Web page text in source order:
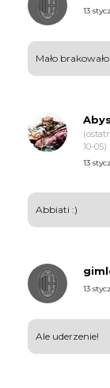
13
Mało brakowało
10-05)
13
Abbiati :)
13
Ale uderzenie!